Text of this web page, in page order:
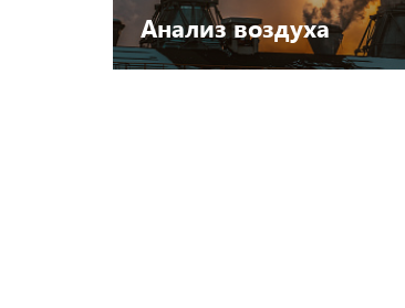
Анализ воздуха